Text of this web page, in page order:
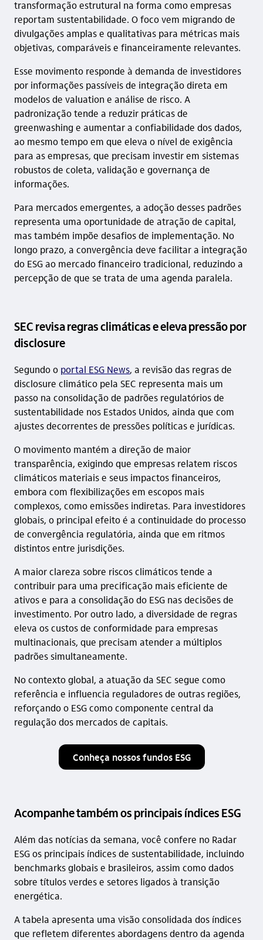
transformação estrutural na forma como empresas
reportam sustentabilidade. O foco vem migrando de
divulgações amplas e qualitativas para métricas mais
objetivas, comparáveis e financeiramente relevantes.
Esse movimento responde à demanda de investidores
por informações passíveis de integração direta em
modelos de valuation e análise de risco. A
padronização tende a reduzir práticas de
greenwashing e aumentar a confiabilidade dos dados,
ao mesmo tempo em que eleva o nível de exigência
para as empresas, que precisam investir em sistemas
robustos de coleta, validação e governança de
informações.
Para mercados emergentes, a adoção desses padrões
representa uma oportunidade de atração de capital,
mas também impõe desafios de implementação. No
longo prazo, a convergência deve facilitar a integração
do ESG ao mercado financeiro tradicional, reduzindo a
percepção de que se trata de uma agenda paralela.
SEC revisa regras climáticas e eleva pressão por
disclosure
Segundo o portal ESG News, a revisão das regras de
disclosure climático pela SEC representa mais um
passo na consolidação de padrões regulatórios de
sustentabilidade nos Estados Unidos, ainda que com
ajustes decorrentes de pressões políticas e jurídicas.
O movimento mantém a direção de maior
transparência, exigindo que empresas relatem riscos
climáticos materiais e seus impactos financeiros,
embora com flexibilizações em escopos mais
complexos, como emissões indiretas. Para investidores
globais, o principal efeito é a continuidade do processo
de convergência regulatória, ainda que em ritmos
distintos entre jurisdições.
A maior clareza sobre riscos climáticos tende a
contribuir para uma precificação mais eficiente de
ativos e para a consolidação do ESG nas decisões de
investimento. Por outro lado, a diversidade de regras
eleva os custos de conformidade para empresas
multinacionais, que precisam atender a múltiplos
padrões simultaneamente.
No contexto global, a atuação da SEC segue como
referência e influencia reguladores de outras regiões,
reforçando o ESG como componente central da
regulação dos mercados de capitais.
Conheça nossos fundos ESG
Acompanhe também os principais índices ESG
Além das notícias da semana, você confere no Radar
ESG os principais índices de sustentabilidade, incluindo
benchmarks globais e brasileiros, assim como dados
sobre títulos verdes e setores ligados à transição
energética.
A tabela apresenta uma visão consolidada dos índices
que refletem diferentes abordagens dentro da agenda